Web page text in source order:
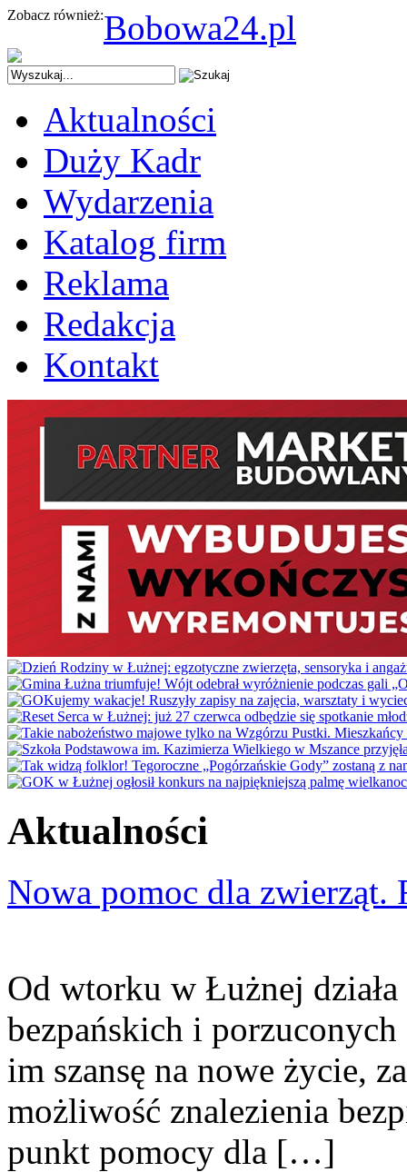
Zobacz również:Bobowa24.pl
Aktualności
Duży Kadr
Wydarzenia
Katalog firm
Reklama
Redakcja
Kontakt
Aktualności
Nowa pomoc dla zwierząt.
Od wtorku w Łużnej
bezpańskich i
im szansę na nowe życie,
możliwość znalezienia
punkt pomocy dla […]